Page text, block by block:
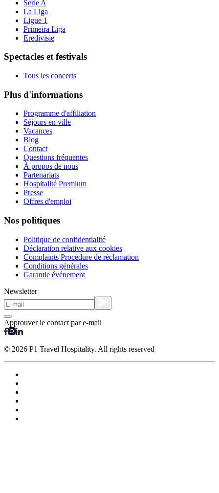
Serie A
La Liga
Ligue 1
Primeira Liga
Eredivisie
Spectacles et festivals
Tous les concerts
Plus d'informations
Programme d'affiliation
Séjours en ville
Vacances
Blog
Contact
Questions fréquentes
À propos de nous
Partenariats
Hospitalité Premium
Presse
Offres d'emploi
Nos politiques
Politique de confidentialité
Déclaration relative aux cookies
Complaints Procédure de réclamation
Conditions générales
Garantie événement
Newsletter
Approuver le contact par e-mail
© 2026 P1 Travel Hospitality. All rights reserved